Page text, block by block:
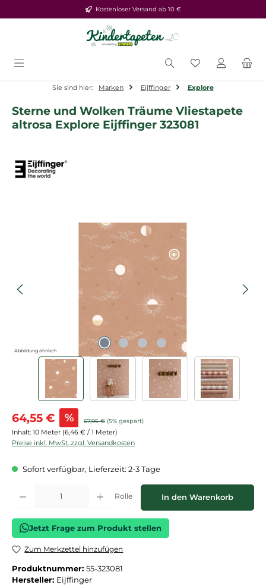
Zum Hauptinhalt springenKostenloser Versand ab 10 €
Du hast 0
Sie sind hier: Marken Eijffinger Explore
Sterne und Wolken Träume Vliestapete
altrosa Explore Eijffinger 323081
Bildergalerie überspringen
Abbildung ähnlich
Verkaufspreis:
64,55 € % Regulärer Preis:
67,95 € (5% gespart)
Inhalt: 10 Meter (6,46 € / 1 Meter)
Preise inkl. MwSt. zzgl. Versandkosten
Sofort verfügbar, Lieferzeit: 2-3 Tage
Produkt Anzahl: Gib den gewünschten Wert ein oder benutze die
Rolle In den Warenkorb
Jetzt Frage zum Produkt stellen
Zum Merkzettel hinzufügen
Produktnummer: 55-323081
Hersteller: Eijffinger